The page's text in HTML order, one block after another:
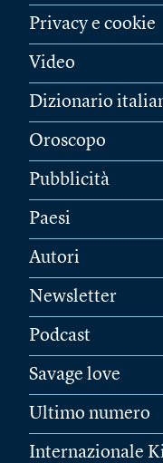
Privacy e cookie
Video
Dizionario
Oroscopo
Pubblicità
Paesi
Autori
Newsletter
Podcast
Savage love
Ultimo numero
Internazionale